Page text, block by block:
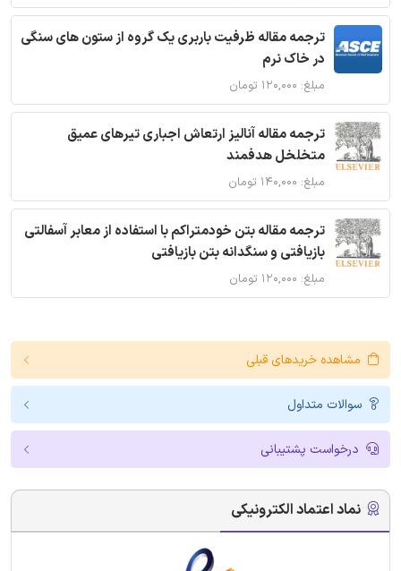
ترجمه مقاله ظرفیت باربری یک گروه از ستون های سنگی
در خاک نرم
مبلغ: ۱۲۰,۰۰۰ تومان
ترجمه مقاله آنالیز ارتعاش اجباری تیرهای عمیق
متخلخل هدفمند
مبلغ: ۱۴۰,۰۰۰ تومان
ترجمه مقاله بتن خودمتراکم با استفاده از معابر آسفالتی
بازیافتی و سنگدانه بتن بازیافتی
مبلغ: ۱۲۰,۰۰۰ تومان
مشاهده خریدهای قبلی
سوالات متداول
درخواست پشتیبانی
نماد اعتماد الکترونیکی